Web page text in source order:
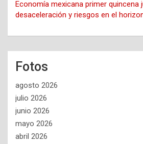
Economía mexicana primer quincena
desaceleración y riesgos en el
Fotos
agosto 2026
julio 2026
junio 2026
mayo 2026
abril 2026